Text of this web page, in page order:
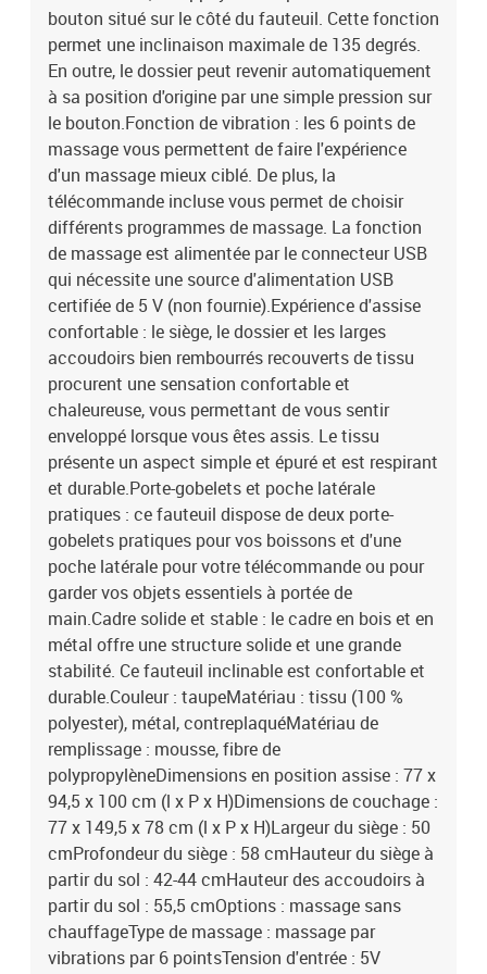
réglage automatique du dossier et du repose-piedEntrée du
moteur électrique : c.c. 24 V, 1,5 ASortie du moteur électrique :
100-240 V~, 50-60 HzCapacité de charge maximale : 110
kgAssemblage requis : oui
bouton situé sur le côté du fauteuil. Cette fonction
permet une inclinaison maximale de 135 degrés.
En outre, le dossier peut revenir automatiquement
à sa position d'origine par une simple pression sur
le bouton.Fonction de vibration : les 6 points de
massage vous permettent de faire l'expérience
d'un massage mieux ciblé. De plus, la
télécommande incluse vous permet de choisir
différents programmes de massage. La fonction
de massage est alimentée par le connecteur USB
qui nécessite une source d'alimentation USB
certifiée de 5 V (non fournie).Expérience d'assise
confortable : le siège, le dossier et les larges
accoudoirs bien rembourrés recouverts de tissu
procurent une sensation confortable et
chaleureuse, vous permettant de vous sentir
enveloppé lorsque vous êtes assis. Le tissu
présente un aspect simple et épuré et est respirant
et durable.Porte-gobelets et poche latérale
pratiques : ce fauteuil dispose de deux porte-
gobelets pratiques pour vos boissons et d'une
poche latérale pour votre télécommande ou pour
garder vos objets essentiels à portée de
main.Cadre solide et stable : le cadre en bois et en
métal offre une structure solide et une grande
stabilité. Ce fauteuil inclinable est confortable et
durable.Couleur : taupeMatériau : tissu (100 %
polyester), métal, contreplaquéMatériau de
remplissage : mousse, fibre de
polypropylèneDimensions en position assise : 77 x
94,5 x 100 cm (l x P x H)Dimensions de couchage :
77 x 149,5 x 78 cm (l x P x H)Largeur du siège : 50
cmProfondeur du siège : 58 cmHauteur du siège à
partir du sol : 42-44 cmHauteur des accoudoirs à
partir du sol : 55,5 cmOptions : massage sans
chauffageType de massage : massage par
vibrations par 6 pointsTension d'entrée : 5V